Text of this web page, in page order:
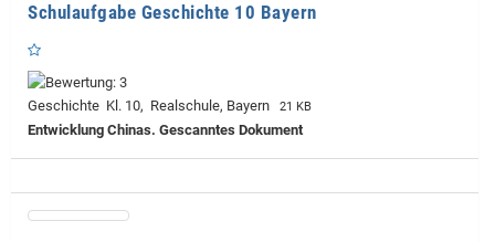
Schulaufgabe Geschichte 10 Bayern
Geschichte Kl. 10, Realschule, Bayern 21 KB
Entwicklung Chinas. Gescanntes Dokument